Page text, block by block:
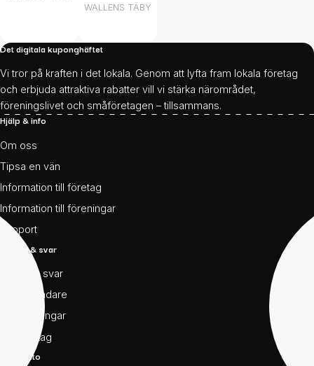
WALLENS TÄBY
Det digitala kuponghäftet
Vi tror på kraften i det lokala. Genom att lyfta fram lokala företag
och erbjuda attraktiva rabatter vill vi stärka närområdet,
föreningslivet och småföretagen – tillsammans.
Hjälp & info
Om oss
Tipsa en vän
Information till företag
Information till föreningar
Support
Frågor & svar
Frågor & svar
För användare
För föreningar
För företag
Mitt konto